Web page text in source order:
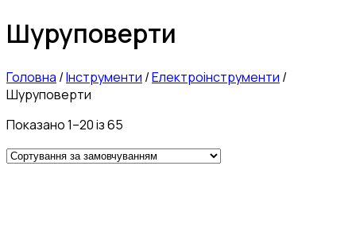
Шуруповерти
Головна /Інструменти /Електроінструменти /
Шуруповерти
Показано 1–20 із 65